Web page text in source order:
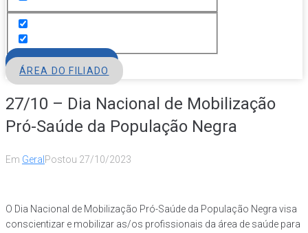
ÁREA DO FILIADO
27/10 – Dia Nacional de Mobilização
Pró-Saúde da População Negra
Em Geral Postou 27/10/2023
O Dia Nacional de Mobilização Pró-Saúde da População Negra visa
conscientizar e mobilizar as/os profissionais da área de saúde para